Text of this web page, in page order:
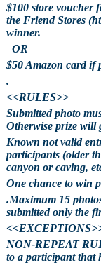
$100 store voucher
the Friend Stores
winner.
OR
$50 Amazon card if
.
<<RULES>>
Submitted photo
Otherwise prize will
Known not valid
participants (older
canyon or caving,
One chance to win
.Maximum 15
submitted only the
NON-REPEAT
to a participant that